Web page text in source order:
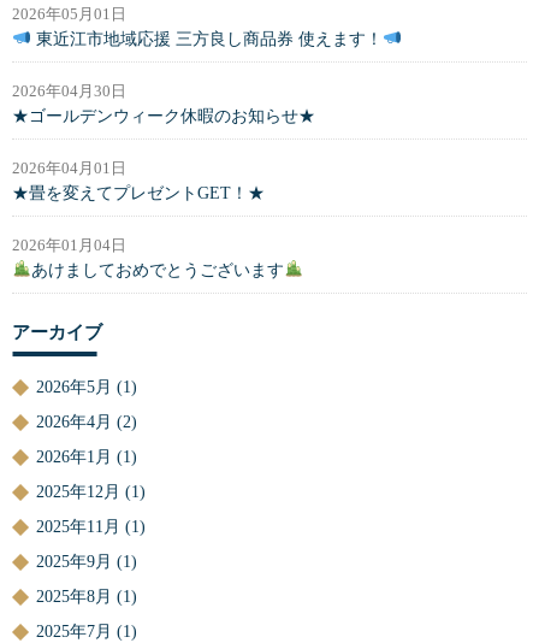
2026年05月01日
東近江市地域応援 三方良し商品券 使えます！
2026年04月30日
★ゴールデンウィーク休暇のお知らせ★
2026年04月01日
★畳を変えてプレゼントGET！★
2026年01月04日
あけましておめでとうございます
アーカイブ
2026年5月 (1)
2026年4月 (2)
2026年1月 (1)
2025年12月 (1)
2025年11月 (1)
2025年9月 (1)
2025年8月 (1)
2025年7月 (1)